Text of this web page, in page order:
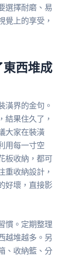
選擇耐磨、易
覺上的享受，
西堆成
潢界的金句。
結果住久了，
大家在裝潢
用每一寸空
板收納，都可
重收納設計，
好壞，直接影
慣。定期整理
越堆越多。另
、收納籃、分